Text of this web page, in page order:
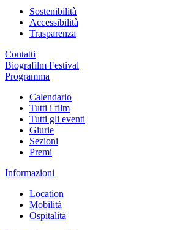
Sostenibilità
Accessibilità
Trasparenza
Contatti
Biografilm Festival
Programma
Calendario
Tutti i film
Tutti gli eventi
Giurie
Sezioni
Premi
Informazioni
Location
Mobilità
Ospitalità